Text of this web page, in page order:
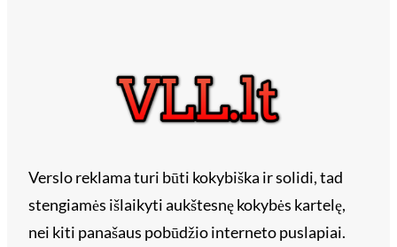
Verslo reklama turi būti kokybiška ir solidi, tad
stengiamės išlaikyti aukštesnę kokybės kartelę,
nei kiti panašaus pobūdžio interneto puslapiai.